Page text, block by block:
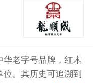
老字号品牌，红木
。其历史可追溯到